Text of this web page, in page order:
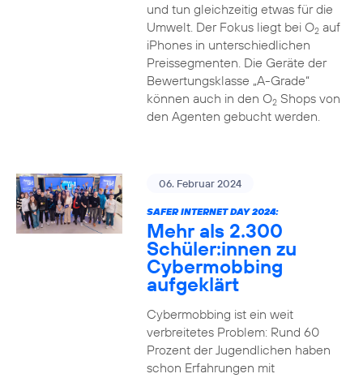
und tun gleichzeitig etwas für die
Umwelt. Der Fokus liegt bei O2auf
iPhones in unterschiedlichen
Preissegmenten. Die Geräte der
Bewertungsklasse „A-Grade“
können auch in den O2Shops von
den Agenten gebucht werden.
06. Februar 2024
SAFER INTERNET DAY 2024:
Mehr als 2.300
Schüler:innen zu
Cybermobbing
aufgeklärt
Cybermobbing ist ein weit
verbreitetes Problem: Rund 60
Prozent der Jugendlichen haben
schon Erfahrungen mit